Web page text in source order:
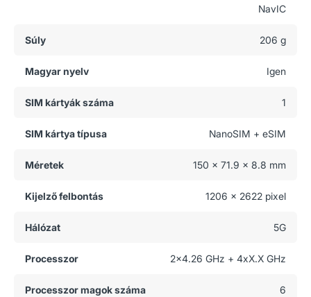
NavIC
Súly 206 g
Magyar nyelv Igen
SIM kártyák száma 1
SIM kártya típusa NanoSIM + eSIM
Méretek 150 x 71.9 x 8.8 mm
Kijelző felbontás 1206 x 2622 pixel
Hálózat 5G
Processzor 2x4.26 GHz + 4xX.X GHz
Processzor magok száma 6